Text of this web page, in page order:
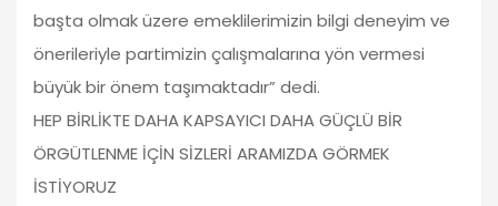
başta olmak üzere emeklilerimizin bilgi deneyim ve
önerileriyle partimizin çalışmalarına yön vermesi
büyük bir önem taşımaktadır” dedi.
HEP BİRLİKTE DAHA KAPSAYICI DAHA GÜÇLÜ BİR
ÖRGÜTLENME İÇİN SİZLERİ ARAMIZDA GÖRMEK
İSTİYORUZ